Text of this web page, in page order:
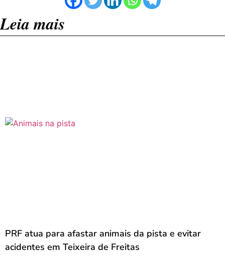
Leia mais
PRF atua para afastar animais da pista e evitar
acidentes em Teixeira de Freitas